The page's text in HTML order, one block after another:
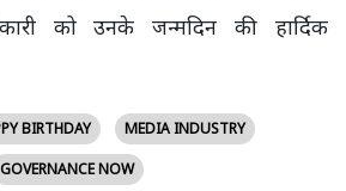
को उनके जन्मदिन की हार्दिक
BIRTHDAY
MEDIA INDUSTRY
GOVERNANCE NOW